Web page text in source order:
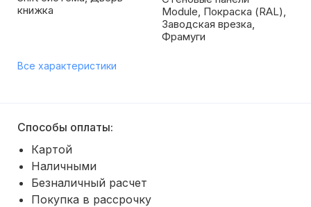
книжка
Module, Покраска (RAL),
Заводская врезка,
Фрамуги
Все характеристики
Способы оплаты:
Картой
Наличными
Безналичный расчет
Покупка в рассрочку